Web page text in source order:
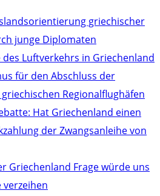
griechischer
junge Diplomaten
des Luftverkehrs in Griechenland
für den Abschluss der
Regionalflughäfen
Hat Griechenland einen
der Zwangsanleihe von
Griechenland Frage würde uns
verzeihen